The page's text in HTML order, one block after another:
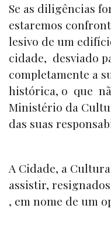
Se as diligências
estaremos
lesivo de um
cidade, desviado
completamente a
histórica, o que
Ministério da
das suas
A Cidade, a
assistir,
, em nome de um